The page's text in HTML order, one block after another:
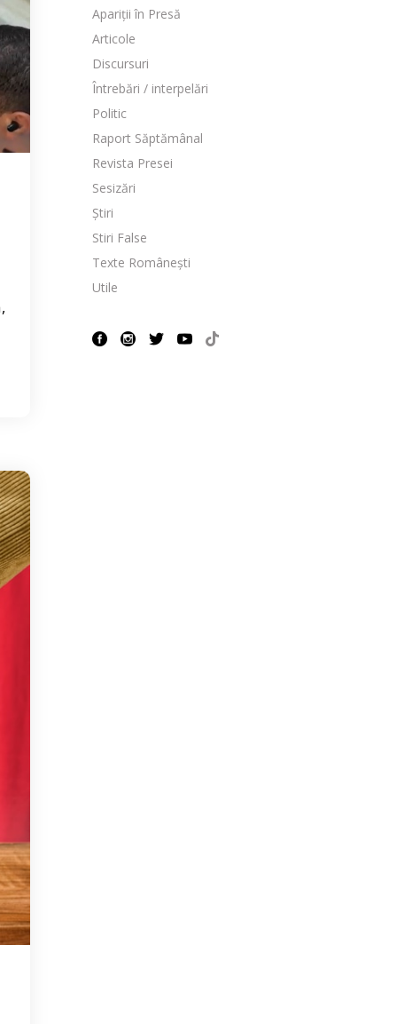
Apariții în Presă
Articole
Discursuri
Întrebări / interpelări
Politic
Raport Săptămânal
Revista Presei
Sesizări
Știri
Stiri False
Texte Românești
Utile